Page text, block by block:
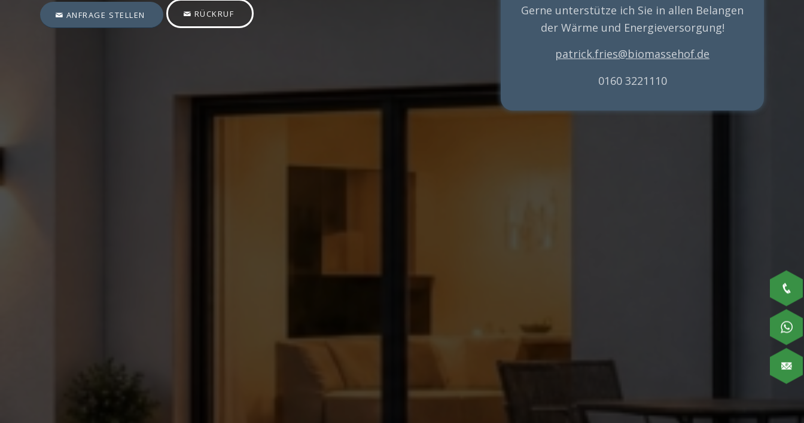
ANFRAGE STELLEN RÜCKRUF
Gerne unterstütze ich Sie in allen Belangen
der Wärme und Energieversorgung!
patrick.fries@biomassehof.de
0160 3221110